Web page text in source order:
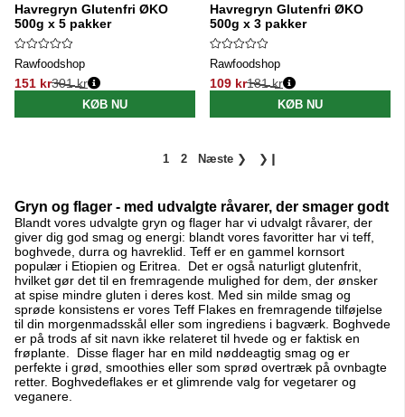
Havregryn Glutenfri ØKO
500g x 5 pakker
Rawfoodshop
151 kr
Normalpris:
301 kr
KØB NU
Havregryn Glutenfri ØKO
500g x 3 pakker
Rawfoodshop
109 kr
Normalpris:
181 kr
KØB NU
1 2 Næste ❯ ❯❙
Gryn og flager - med udvalgte råvarer, der smager godt
Blandt vores udvalgte gryn og flager har vi udvalgt råvarer, der
giver dig god smag og energi: blandt vores favoritter har vi teff,
boghvede, durra og havreklid. Teff er en gammel kornsort
populær i Etiopien og Eritrea. Det er også naturligt glutenfrit,
hvilket gør det til en fremragende mulighed for dem, der ønsker
at spise mindre gluten i deres kost. Med sin milde smag og
sprøde konsistens er vores Teff Flakes en fremragende tilføjelse
til din morgenmadsskål eller som ingrediens i bagværk. Boghvede
er på trods af sit navn ikke relateret til hvede og er faktisk en
frøplante. Disse flager har en mild nøddeagtig smag og er
perfekte i grød, smoothies eller som sprød overtræk på ovnbagte
retter. Boghvedeflakes er et glimrende valg for vegetarer og
veganere.